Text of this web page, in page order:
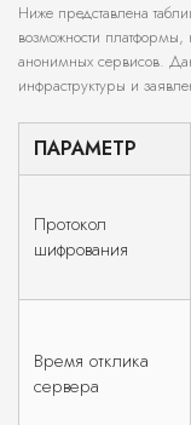
Ниже представлена
возможности
анонимных сервисов.
инфраструктуры и
ПАРАМЕТР
Протокол
шифрования
Время отклика
сервера